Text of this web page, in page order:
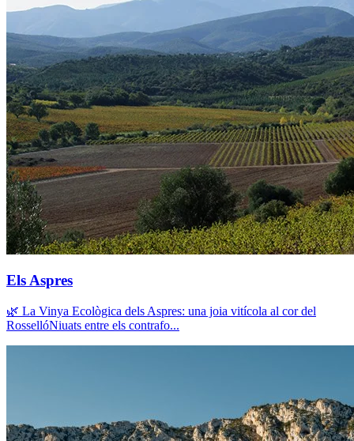
Els Aspres
🌿 La Vinya Ecològica dels Aspres: una joia vitícola al cor del
RossellóNiuats entre els contrafo...